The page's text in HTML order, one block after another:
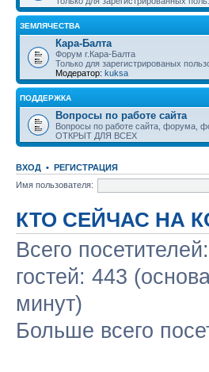
ЗЕМЛЯЧЕСТВА
Кара-Балта
Форум г.Кара-Балта
Только для зарегистрированых
Модератор: kuksa
ПОДДЕРЖКА
Вопросы по работе сайта
Вопросы по работе сайта, форума,
ОТКРЫТ ДЛЯ ВСЕХ
ВХОД • РЕГИСТРАЦИЯ
Имя пользователя:
КТО СЕЙЧАС НА
Всего посетителей:
гостей: 443
минут)
Больше всего